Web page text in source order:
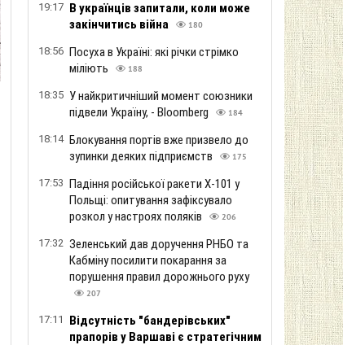
19:17 В українців запитали, коли може
закінчитись війна
180
18:56 Посуха в Україні: які річки стрімко
міліють
188
18:35 У найкритичніший момент союзники
підвели Україну, - Bloomberg
184
18:14 Блокування портів вже призвело до
зупинки деяких підприємств
175
17:53 Падіння російської ракети Х-101 у
Польщі: опитування зафіксувало
розкол у настроях поляків
206
17:32 Зеленський дав доручення РНБО та
Кабміну посилити покарання за
порушення правил дорожнього руху
207
17:11
Відсутність "бандерівських"
прапорів у Варшаві є стратегічним